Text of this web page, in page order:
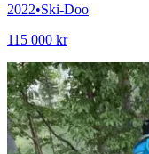
2022•Ski-Doo
115 000 kr